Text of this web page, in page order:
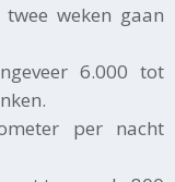
weken gaan
6.000 tot
per nacht